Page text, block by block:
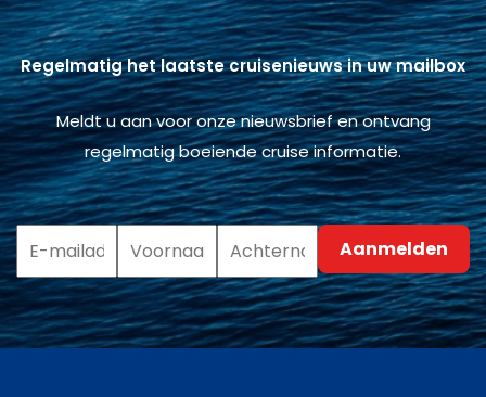
Regelmatig het laatste cruisenieuws in uw mailbox
Meldt u aan voor onze nieuwsbrief en ontvang
regelmatig boeiende cruise informatie.